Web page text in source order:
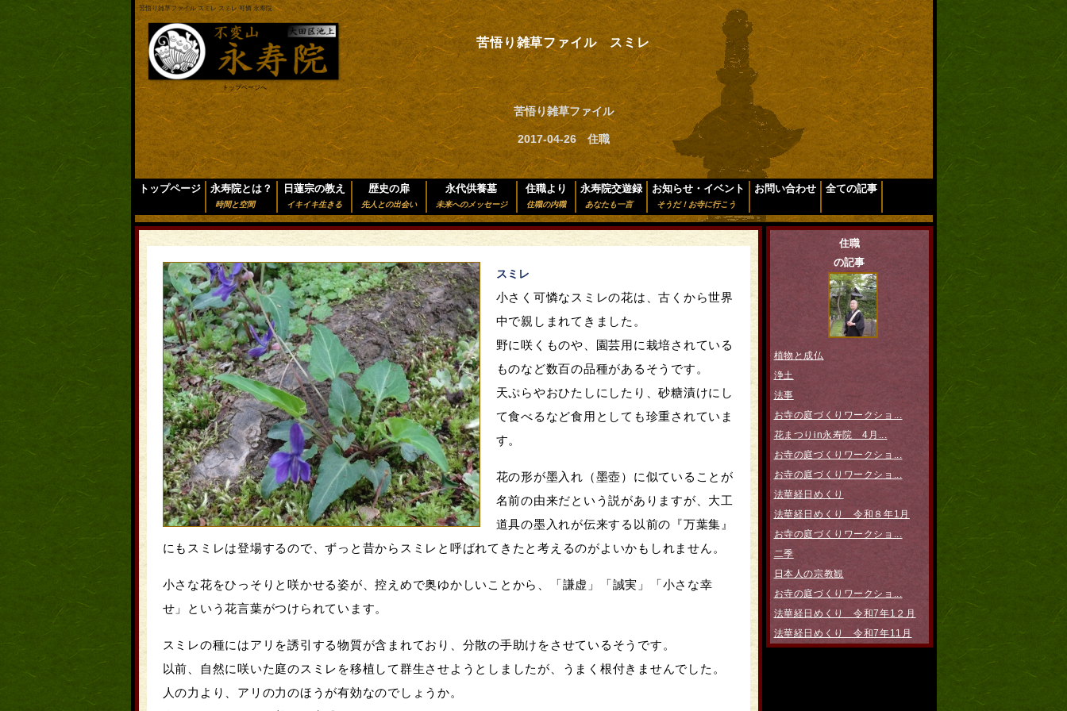
苦悟り雑草ファイル スミレ スミレ 可憐 永寿院
苦悟り雑草ファイル スミレ
トップページへ
苦悟り雑草ファイル
2017-04-26 住職
トップページ 永寿院とは？
時間と空間
日蓮宗の教え
イキイキ生きる
歴史の扉
先人との出会い
永代供養墓
未来へのメッセージ
住職より
住職の内職
永寿院交遊録
あなたも一言
お知らせ・イベント
そうだ！お寺に行こう
お問い合わせ 全ての記事
スミレ
小さく 可憐な スミレの花は、古くから世界
中で親しまれてきました。
野に咲くものや、園芸用に栽培されている
ものなど数百の品種があるそうです。
天ぷらやおひたしにしたり、砂糖漬けにし
て食べるなど食用としても珍重されていま
す。
花の形が墨入れ（墨壺）に似ていることが
名前の由来だという説がありますが、大工
道具の墨入れが伝来する以前の『万葉集』
にも スミレは登場するので、ずっと昔から スミレ と呼ばれてきたと考えるのがよいかもしれません。
小さな花をひっそりと咲かせる姿が、控えめで奥ゆかしいことから、「謙虚」「誠実」「小さな幸
せ」という花言葉がつけられています。
スミレの種にはアリを誘引する物質が含まれており、分散の手助けをさせているそうです。
以前、自然に咲いた庭のスミレ を移植して群生させようとしましたが、うまく根付きませんでした。
人の力より、アリの力のほうが有効なのでしょうか。
住職
の記事
植物と成仏
浄土
法事
お寺の庭づくりワークショ...
花まつりin永寿院 4月...
お寺の庭づくりワークショ...
お寺の庭づくりワークショ...
法華経日めくり
法華経日めくり 令和８年1月
お寺の庭づくりワークショ...
二季
日本人の宗教観
お寺の庭づくりワークショ...
法華経日めくり 令和7年1２月
法華経日めくり 令和7年11月